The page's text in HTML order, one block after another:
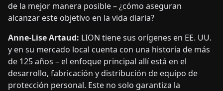
de la mejor manera posible – ¿cómo aseguran
alcanzar este objetivo en la vida diaria?
Anne-Lise Artaud: LION tiene sus orígenes en EE. UU.
y en su mercado local cuenta con una historia de más
de 125 años – el enfoque principal allí está en el
desarrollo, fabricación y distribución de equipo de
protección personal. Este no solo garantiza la